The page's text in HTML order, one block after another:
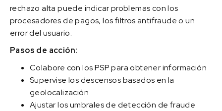
rechazo alta puede indicar problemas con los
procesadores de pagos, los filtros antifraude o un
error del usuario.
Pasos de acción:
Colabore con los PSP para obtener información
Supervise los descensos basados en la
geolocalización
Ajustar los umbrales de detección de fraude